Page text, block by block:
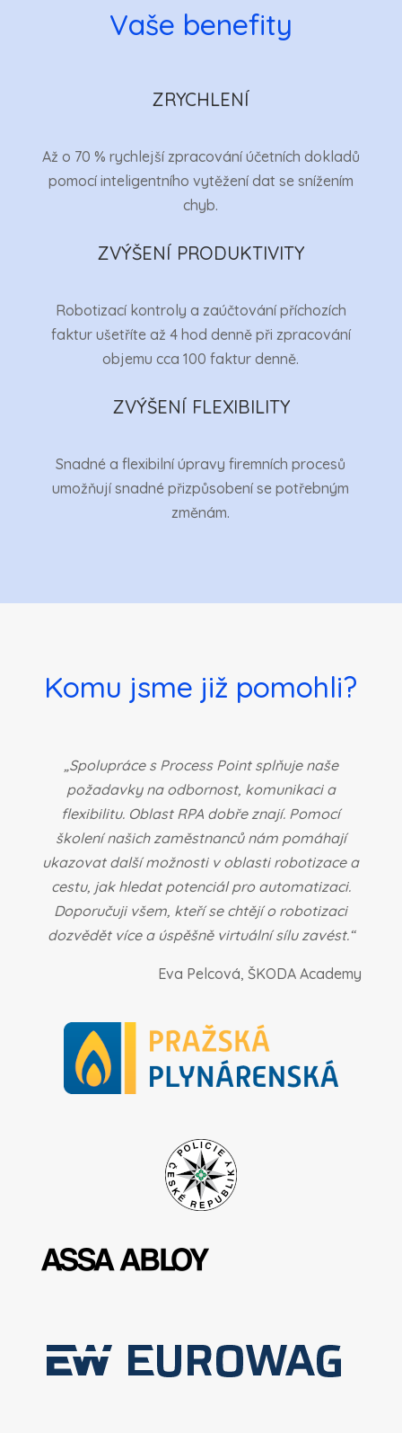
Vaše benefity
ZRYCHLENÍ
Až o 70 % rychlejší zpracování účetních dokladů
pomocí inteligentního vytěžení dat se snížením
chyb.
ZVÝŠENÍ PRODUKTIVITY
Robotizací kontroly a zaúčtování příchozích
faktur ušetříte až 4 hod denně při zpracování
objemu cca 100 faktur denně.
ZVÝŠENÍ FLEXIBILITY
Snadné a flexibilní úpravy firemních procesů
umožňují snadné přizpůsobení se potřebným
změnám.
Komu jsme již pomohli?
„Spolupráce s Process Point splňuje naše
požadavky na odbornost, komunikaci a
flexibilitu. Oblast RPA dobře znají. Pomocí
školení našich zaměstnanců nám pomáhají
ukazovat další možnosti v oblasti robotizace a
cestu, jak hledat potenciál pro automatizaci.
Doporučuji všem, kteří se chtějí o robotizaci
dozvědět více a úspěšně virtuální sílu zavést.“
Eva Pelcová, ŠKODA Academy